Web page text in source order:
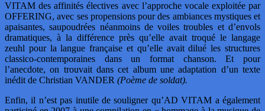
VITAM des affinités électives avec l’approche vocale exploitée par
OFFERING, avec ses propensions pour des ambiances mystiques et
apaisantes, saupoudrées néanmoins de voiles troubles et d’envols
dramatiques, à la différence près qu’elle avait troqué le langage
zeuhl pour la langue française et qu’elle avait dilué les structures
classico-contemporaines dans un format chanson. Et pour
l’anecdote, on trouvait dans cet album une adaptation d’un texte
inédit de Christian VANDER (Poème de soldat).
Enfin, il n’est pas inutile de souligner qu’AD VITAM a également